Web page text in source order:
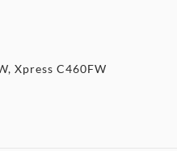
Xpress C460FW